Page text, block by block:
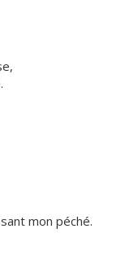
mon péché.